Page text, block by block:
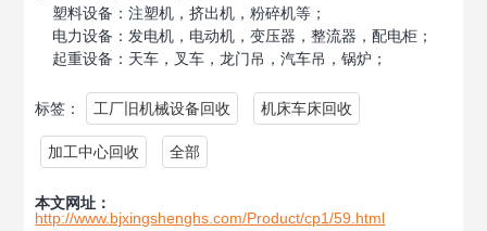
塑料设备：注塑机，挤出机，粉碎机等；
电力设备：发电机，电动机，变压器，整流器，配电柜；
起重设备：天车，叉车，龙门吊，汽车吊，锅炉；
标签： 工厂旧机械设备回收 机床车床回收
加工中心回收 全部
本文网址：
http://www.bjxingshenghs.com/Product/cp1/59.html